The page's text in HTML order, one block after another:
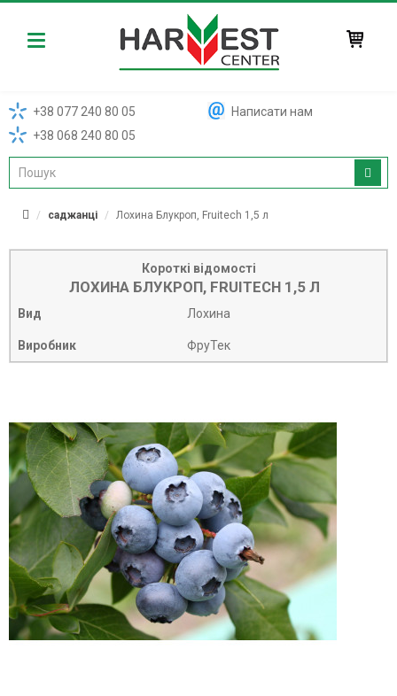
Harvest
+38 077 240 80 05
+38 068 240 80 05
Написати нам
саджанці Лохина Блукроп, Fruitech 1,5 л
Короткі відомості
ЛОХИНА БЛУКРОП, FRUITECH 1,5 Л
Вид Лохина
Виробник ФруТек